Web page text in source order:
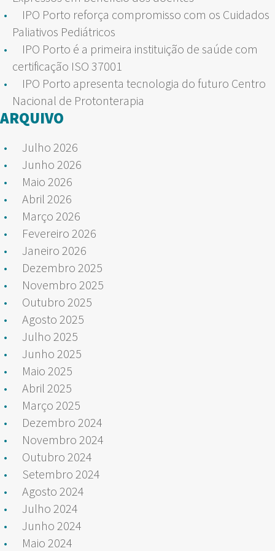
IPO Porto reforça compromisso com os Cuidados
Paliativos Pediátricos
IPO Porto é a primeira instituição de saúde com
certificação ISO 37001
IPO Porto apresenta tecnologia do futuro Centro
Nacional de Protonterapia
ARQUIVO
Julho 2026
Junho 2026
Maio 2026
Abril 2026
Março 2026
Fevereiro 2026
Janeiro 2026
Dezembro 2025
Novembro 2025
Outubro 2025
Agosto 2025
Julho 2025
Junho 2025
Maio 2025
Abril 2025
Março 2025
Dezembro 2024
Novembro 2024
Outubro 2024
Setembro 2024
Agosto 2024
Julho 2024
Junho 2024
Maio 2024